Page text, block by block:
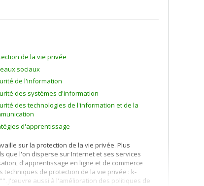
de la vie privée
sociaux
de l'information
des systèmes d'information
des technologies de l'information et de la
d'apprentissage
sur la protection de la vie privée. Plus
que l'on disperse sur Internet et ses services
d'apprentissage en ligne et de commerce
de protection de la vie privée : k-
J'œuvre aussi à l'amélioration des politiques de